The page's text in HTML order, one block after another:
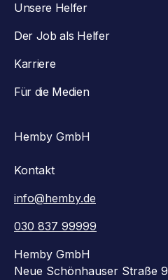
Unsere Helfer
Der Job als Helfer
Karriere
Für die Medien
Hemby GmbH
Kontakt
info@hemby.de
030 837 99999
Hemby GmbH
Neue Schönhauser Straße 9